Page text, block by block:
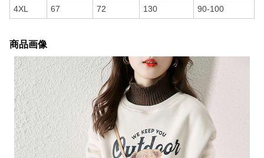
4XL 67 72 130 90-100
商品画像